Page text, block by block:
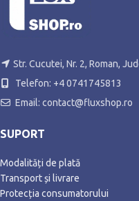
Str. Cucutei, Nr. 2, Roman,
Telefon: +4 0741745813
Email: contact@fluxshop.ro
SUPORT
Modalități de plată
Transport și livrare
Protecția consumatorului